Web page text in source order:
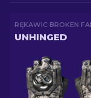
RĘKAWIC BROKEN
UNHINGED